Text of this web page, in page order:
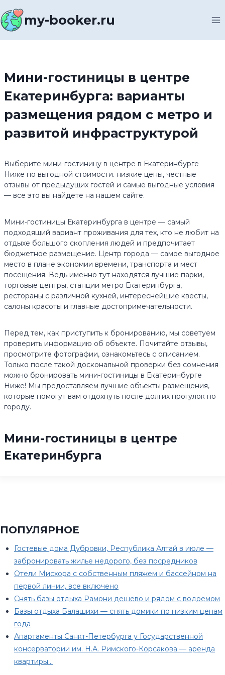
к
содержимомуmy-booker.ru
Мини-гостиницы в центре
Екатеринбурга: варианты
размещения рядом с метро и
развитой инфраструктурой
Выберите мини-гостиницу в центре в Екатеринбурге
Ниже по выгодной стоимости. низкие цены, честные
отзывы от предыдущих гостей и самые выгодные условия
— все это вы найдете на нашем сайте.
Мини-гостиницы Екатеринбурга в центре — самый
подходящий вариант проживания для тех, кто не любит на
отдыхе большого скопления людей и предпочитает
бюджетное размещение. Центр города — самое выгодное
место в плане экономии времени, транспорта и мест
посещения. Ведь именно тут находятся лучшие парки,
торговые центры, станции метро Екатеринбурга,
рестораны с различной кухней, интереснейшие квесты,
салоны красоты и главные достопримечательности.
Перед тем, как приступить к бронированию, мы советуем
проверить информацию об объекте. Почитайте отзывы,
просмотрите фотографии, ознакомьтесь с описанием.
Только после такой доскональной проверки без сомнения
можно бронировать мини-гостиницы в Екатеринбурге
Ниже! Мы предоставляем лучшие объекты размещения,
которые помогут вам отдохнуть после долгих прогулок по
городу.
Мини-гостиницы в центре
Екатеринбурга
ПОПУЛЯРНОЕ
Гостевые дома Дубровки, Республика Алтай в июле —
забронировать жилье недорого, без посредников
Отели Мисхора с собственным пляжем и бассейном на
первой линии, все включено
Снять базы отдыха Рамони дешево и рядом с водоемом
Базы отдыха Балашихи — снять домики по низким ценам
года
Апартаменты Санкт-Петербурга у Государственной
консерватории им. Н.А. Римского-Корсакова — аренда
квартиры…